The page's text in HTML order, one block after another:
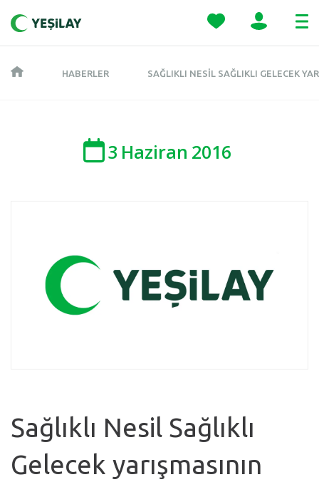
HABERLER SAĞLIKLI NESIL SAĞLIKLI GELECEK
3 Haziran 2016
Sağlıklı Nesil Sağlıklı
Gelecek yarışmasının